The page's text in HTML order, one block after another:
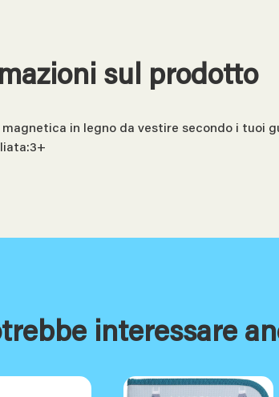
sul prodotto
magnetica in legno da vestire secondo i tuoi
interessare